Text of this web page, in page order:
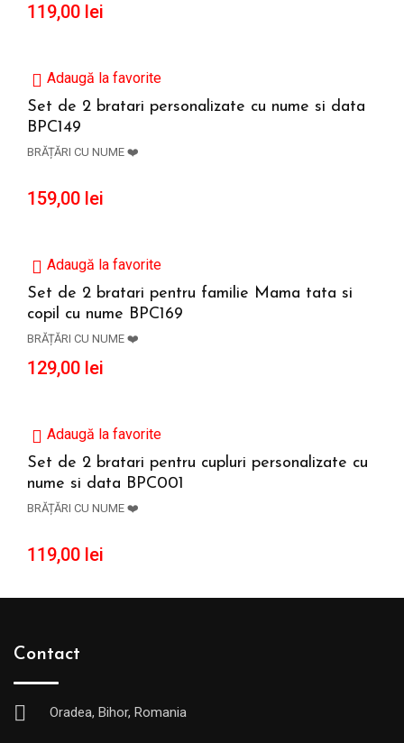
119,00 lei
Adaugă la favorite
Set de 2 bratari personalizate cu nume si data
BPC149
BRĂȚĂRI CU NUME ❤️
159,00 lei
Adaugă la favorite
Set de 2 bratari pentru familie Mama tata si
copil cu nume BPC169
BRĂȚĂRI CU NUME ❤️
129,00 lei
Adaugă la favorite
Set de 2 bratari pentru cupluri personalizate cu
nume si data BPC001
BRĂȚĂRI CU NUME ❤️
119,00 lei
Contact
Oradea, Bihor, Romania